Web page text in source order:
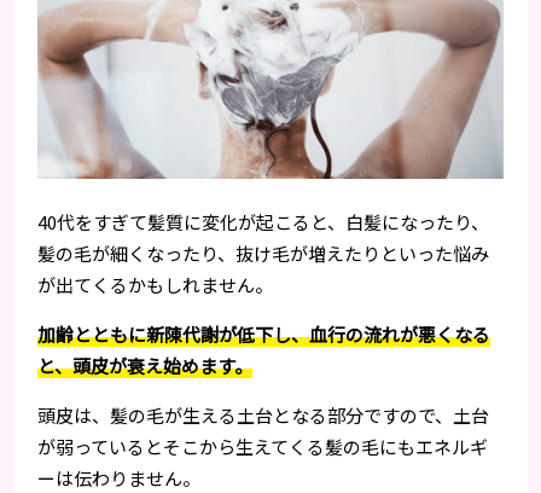
40代をすぎて髪質に変化が起こると、白髪になったり、
髪の毛が細くなったり、抜け毛が増えたりといった悩み
が出てくるかもしれません。
加齢とともに新陳代謝が低下し、血行の流れが悪くなる
と、頭皮が衰え始めます。
頭皮は、髪の毛が生える土台となる部分ですので、土台
が弱っているとそこから生えてくる髪の毛にもエネルギ
ーは伝わりません。